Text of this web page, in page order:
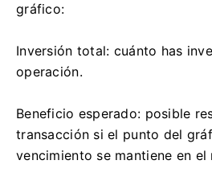
gráfico:
Inversión total: cuánto has
operación.
Beneficio esperado: posible
transacción si el punto del
vencimiento se mantiene en el